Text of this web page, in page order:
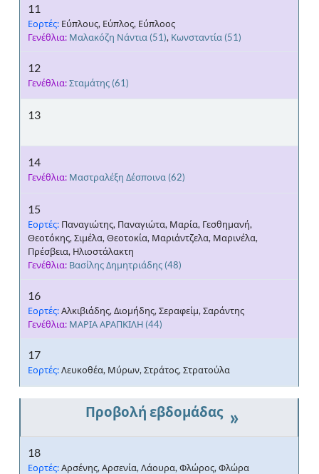
11
Εορτές: Εύπλους, Εύπλος, Εύπλοος
Γενέθλια: Μαλακόζη Νάντια (51), Κωνσταντία (51)
12
Γενέθλια:Σταμάτης (61)
13
14
Γενέθλια: Μαστραλέξη Δέσποινα (62)
15
Εορτές: Παναγιώτης, Παναγιώτα, Μαρία, Γεσθημανή,
Θεοτόκης, Σιμέλα, Θεοτοκία, Μαριάντζελα, Μαρινέλα,
Πρέσβεια, Ηλιοστάλακτη
Γενέθλια: Βασίλης Δημητριάδης (48)
16
Εορτές:Αλκιβιάδης, Διομήδης, Σεραφείμ, Σαράντης
Γενέθλια: ΜΑΡΙΑ ΑΡΑΠΚΙΛΗ (44)
17
Εορτές:Λευκοθέα, Μύρων, Στράτος, Στρατούλα
»
18
Εορτές:Αρσένης, Αρσενία, Λάουρα, Φλώρος, Φλώρα